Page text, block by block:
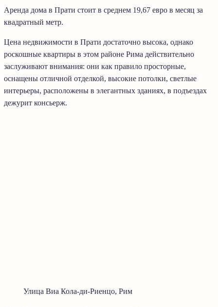
Аренда дома в Прати стоит в среднем 19,67 евро в месяц за
квадратный метр.
Цена недвижимости в Прати достаточно высока, однако
роскошные квартиры в этом районе Рима действительно
заслуживают внимания: они как правило просторные,
оснащены отличной отделкой, высокие потолки, светлые
интерьеры, расположены в элегантных зданиях, в подъездах
дежурит консьерж.
Улица Виа Кола-ди-Риенцо, Рим